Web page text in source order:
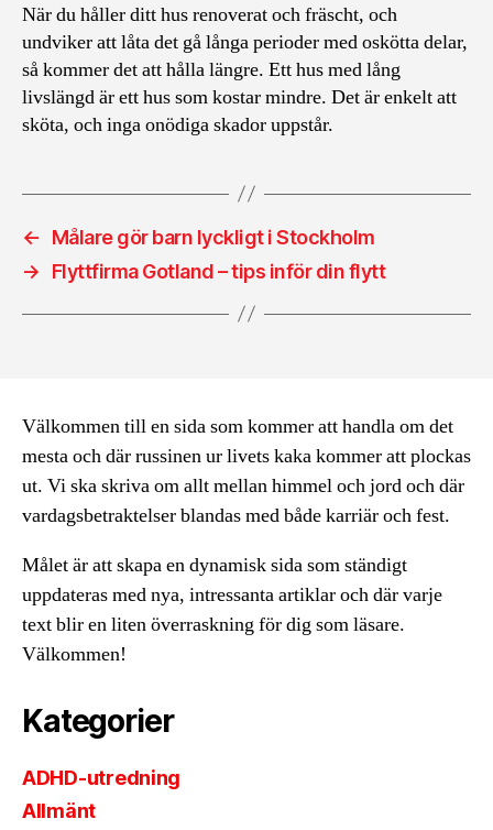
När du håller ditt hus renoverat och fräscht, och
undviker att låta det gå långa perioder med oskötta delar,
så kommer det att hålla längre. Ett hus med lång
livslängd är ett hus som kostar mindre. Det är enkelt att
sköta, och inga onödiga skador uppstår.
←
Målare gör barn lyckligt i Stockholm
→
Flyttfirma Gotland – tips inför din flytt
Välkommen till en sida som kommer att handla om det
mesta och där russinen ur livets kaka kommer att plockas
ut. Vi ska skriva om allt mellan himmel och jord och där
vardagsbetraktelser blandas med både karriär och fest.
Målet är att skapa en dynamisk sida som ständigt
uppdateras med nya, intressanta artiklar och där varje
text blir en liten överraskning för dig som läsare.
Välkommen!
Kategorier
ADHD-utredning
Allmänt